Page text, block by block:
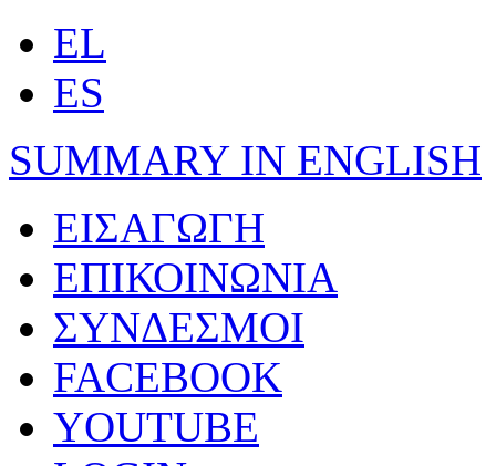
EL
ES
SUMMARY IN ENGLISH
ΕΙΣΑΓΩΓΗ
ΕΠΙΚΟΙΝΩΝΙΑ
ΣΥΝΔΕΣΜΟΙ
FACEBOOK
YOUTUBE